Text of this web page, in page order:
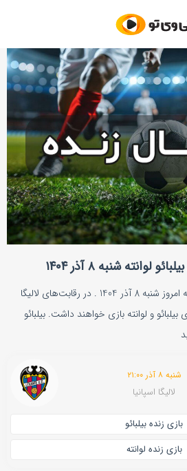
لوانته شنبه ۸ آذر ۱۴۰۴
پخش زنده بازی بیلبائو و لوانته امروز شنبه 8 آذر 1404 . در رقابت‌های لالیگا
ساعت ۲۱:۰۰ تیم‌های بیلبائو و لوانته بازی خواهند داشت. بیلبائو
شنبه ۸ آذر ۲۱:۰۰
لالیگا اسپانیا
بازی زنده بیلبائو
بازی زنده لوانته